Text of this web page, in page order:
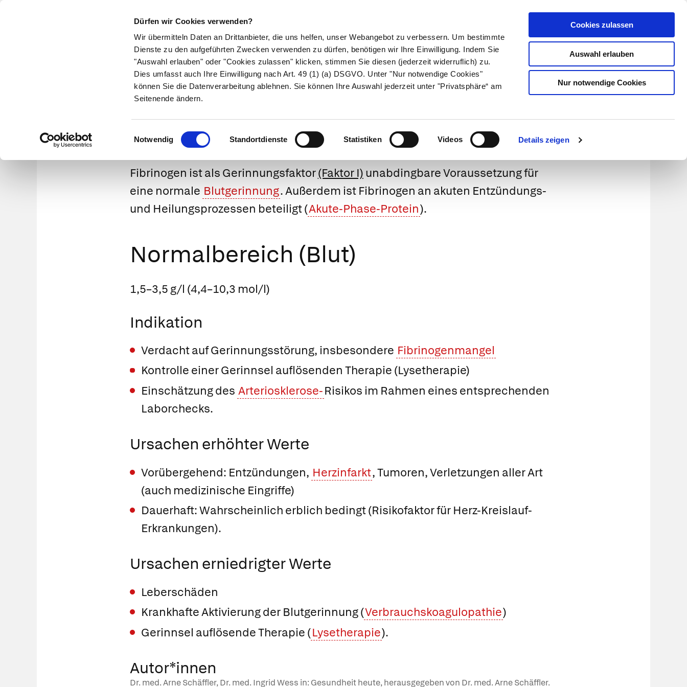
Dürfen wir Cookies verwenden?
Wir übermitteln Daten an Drittanbieter, die uns helfen, unser Webangebot zu verbessern. Um bestimmte
Dienste zu den aufgeführten Zwecken verwenden zu dürfen, benötigen wir Ihre Einwilligung. Indem Sie
"Auswahl erlauben" oder "Cookies zulassen" klicken, stimmen Sie diesen (jederzeit widerruflich) zu.
Dies umfasst auch Ihre Einwilligung nach Art. 49 (1) (a) DSGVO. Unter "Nur notwendige Cookies"
können Sie die Datenverarbeitung ablehnen. Sie können Ihre Auswahl jederzeit unter "Privatsphäre“ am
Seitenende ändern.
Einwilligungsauswahl
Notwendig Standortdienste Statistiken Videos Details zeigen
Cookies zulassen
Auswahl erlauben
Nur notwendige Cookies
Kundenlogin
Suche
Symptome Therapie Medikamente Naturheilkunde Eltern & Kind Gesund leben Über uns
Fibrinogen
Fibrinogen ist als Gerinnungsfaktor(Faktor I) unabdingbare Voraussetzung für
eine normale Blutgerinnung. Außerdem ist Fibrinogen an akuten Entzündungs-
und Heilungsprozessen beteiligt (Akute-Phase-Protein).
Normalbereich (Blut)
1,5–3,5 g/l (4,4–10,3 mol/l)
Indikation
Verdacht auf Gerinnungsstörung, insbesondere Fibrinogenmangel
Kontrolle einer Gerinnsel auflösenden Therapie (Lysetherapie)
Einschätzung des Arteriosklerose-Risikos im Rahmen eines entsprechenden
Laborchecks.
Ursachen erhöhter Werte
Vorübergehend: Entzündungen, Herzinfarkt, Tumoren, Verletzungen aller Art
(auch medizinische Eingriffe)
Dauerhaft: Wahrscheinlich erblich bedingt (Risikofaktor für Herz-Kreislauf-
Erkrankungen).
Ursachen erniedrigter Werte
Leberschäden
Krankhafte Aktivierung der Blutgerinnung (Verbrauchskoagulopathie)
Gerinnsel auflösende Therapie (Lysetherapie).
Autor*innen
Dr. med. Arne Schäffler, Dr. med. Ingrid Wess in: Gesundheit heute, herausgegeben von Dr. med. Arne Schäffler.